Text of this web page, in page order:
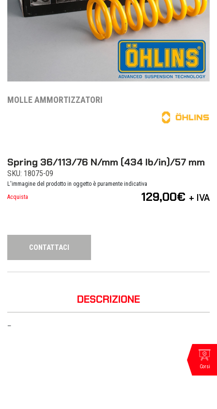
MOLLE AMMORTIZZATORI
Spring 36/113/76 N/mm (434 lb/in)/57 mm
SKU: 18075-09
L'immagine del prodotto in oggetto è puramente indicativa
Acquista
129,00€ + IVA
CONTATTACI
DESCRIZIONE
—
Corsi